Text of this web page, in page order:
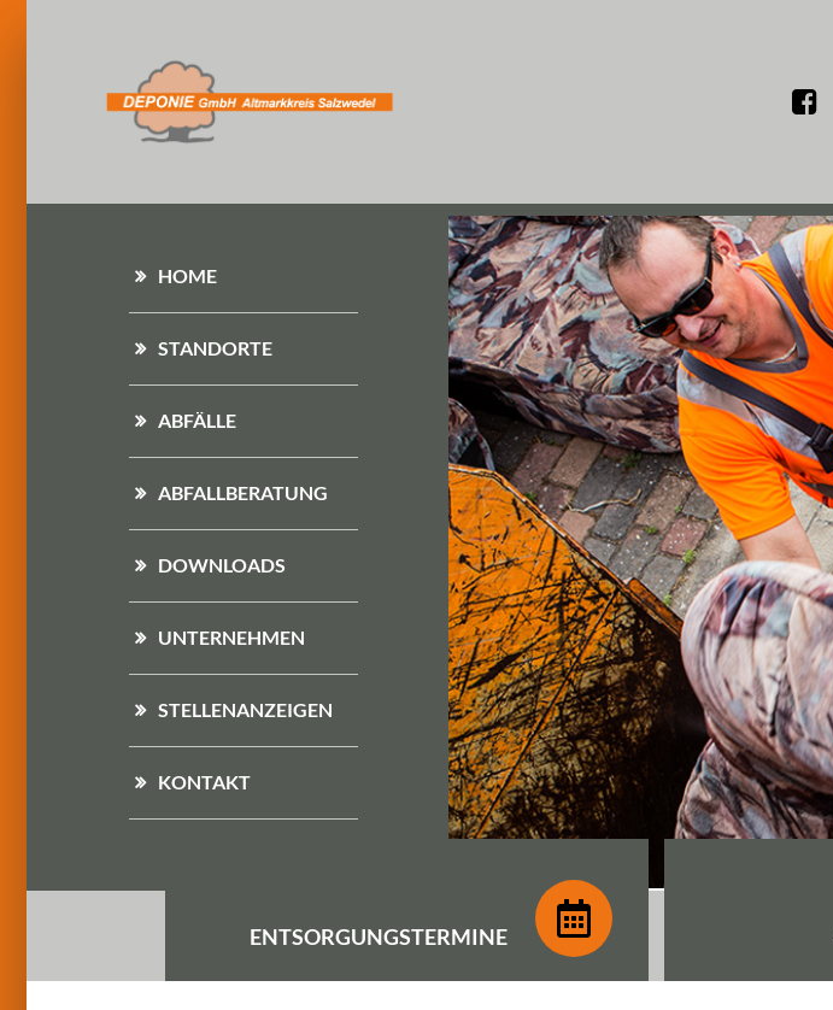
HOME
STANDORTE
ABFÄLLE
ABFALLBERATUNG
DOWNLOADS
UNTERNEHMEN
STELLENANZEIGEN
KONTAKT
ENTSORGUNGSTERMINE